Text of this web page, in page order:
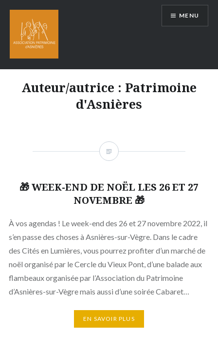
contenu
MENU
Auteur/autrice : Patrimoine
d'Asnières
🎁 WEEK-END DE NOËL LES 26 ET 27
NOVEMBRE 🎁
À vos agendas ! Le week-end des 26 et 27 novembre 2022, il
s’en passe des choses à Asnières-sur-Vègre. Dans le cadre
des Cités en Lumières, vous pourrez profiter d’un marché de
noël organisé par le Cercle du Vieux Pont, d’une balade aux
flambeaux organisée par l’Association du Patrimoine
d’Asnières-sur-Vègre mais aussi d’une soirée Cabaret…
EN SAVOIR PLUS